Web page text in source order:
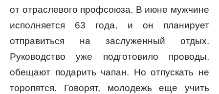
от отраслевого профсоюза. В июне мужчине
исполняется 63 года, и он планирует
отправиться на заслуженный отдых.
Руководство уже подготовило проводы,
обещают подарить чапан. Но отпускать не
торопятся. Говорят, молодежь еще учить